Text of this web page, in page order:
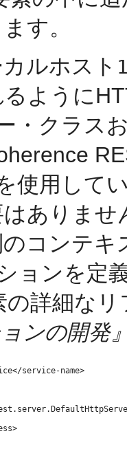
す。
ルホスト
ように
・クラス
使用して
ありま
コンテ
ョンを定
の詳細な
ンの開発
service-name>